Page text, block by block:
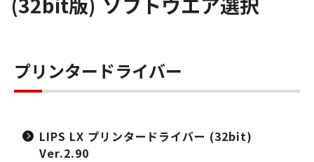
プリンタードライバー
LIPS LX プリンタードライバー (32bit)
Ver.2.90